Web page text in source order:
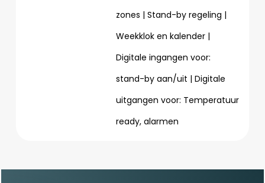
zones | Stand-by regeling |
Weekklok en kalender |
Digitale ingangen voor:
stand-by aan/uit | Digitale
uitgangen voor: Temperatuur
ready, alarmen